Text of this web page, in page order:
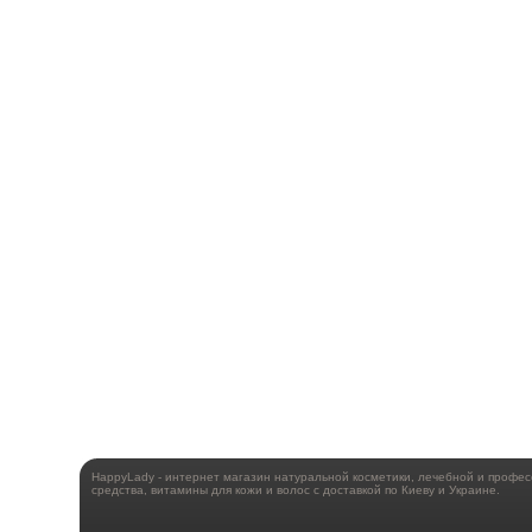
HappyLady - интернет магазин натуральной косметики, лечебной и
средства, витамины для кожи и волос с доставкой по Киеву и Украине.